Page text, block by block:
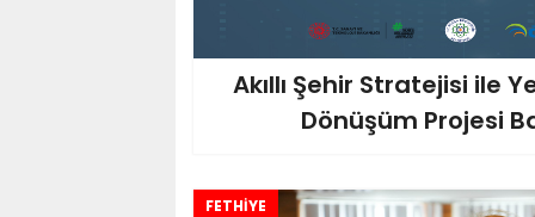
Akıllı Şehir Stratejisi ile
Dönüşüm Projesi
FETHİYE